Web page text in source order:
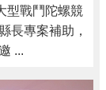
型戰鬥陀螺競
長專案補助，
...